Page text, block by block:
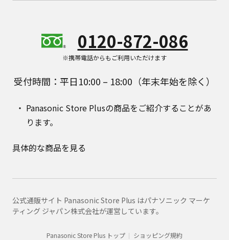
0120-872-086
※携帯電話からもご利用いただけます
受付時間：平日10:00 – 18:00（年末年始を除く）
Panasonic Store Plusの商品をご紹介することがあ
ります。
具体的な商品を見る
公式通販サイト Panasonic Store Plus はパナソニック マーケ
ティング ジャパン株式会社が運営しています。
Panasonic Store Plus トップ
ショッピング規約